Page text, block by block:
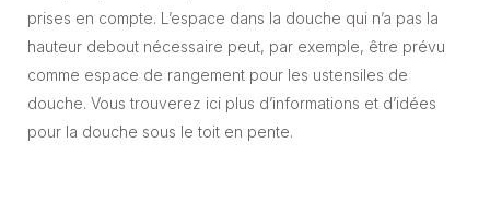
prises en compte. L’espace dans la douche qui n’a pas la
hauteur debout nécessaire peut, par exemple, être prévu
comme espace de rangement pour les ustensiles de
douche. Vous trouverez ici plus d’informations et d’idées
pour la douche sous le toit en pente.